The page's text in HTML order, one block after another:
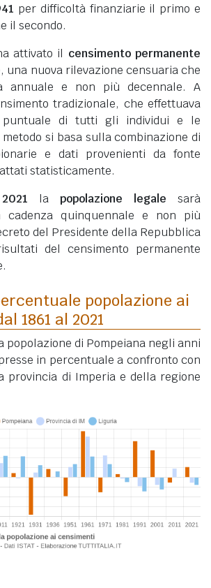
per difficoltà finanziarie il primo e
il secondo.
attivato il censimento permanente
, una nuova rilevazione censuaria che
annuale e non più decennale. A
tradizionale, che effettuava
puntuale di tutti gli individui e le
si basa sulla combinazione di
e dati provenienti da fonte
statisticamente.
2021 la popolazione legale sarà
cadenza quinquennale e non più
del Presidente della Repubblica
del censimento permanente
popolazione ai
1861 al 2021
popolazione di Pompeiana negli anni
in percentuale a confronto con
provincia di Imperia e della regione